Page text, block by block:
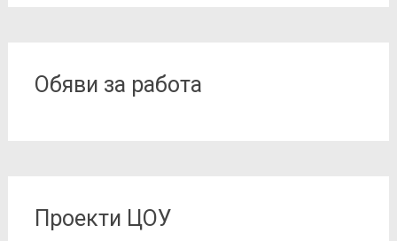
Обяви за работа
Проекти ЦОУ